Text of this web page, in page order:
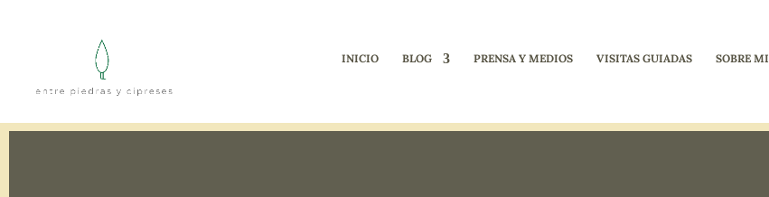
INICIO BLOG PRENSA Y MEDIOS VISITAS GUIADAS SOBRE MI